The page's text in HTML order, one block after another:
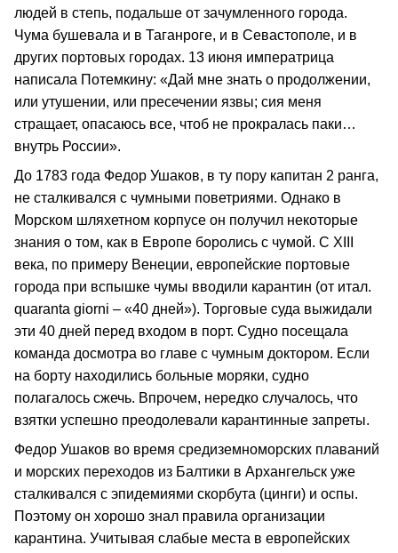
людей в степь, подальше от зачумленного города.
Чума бушевала и в Таганроге, и в Севастополе, и в
других портовых городах. 13 июня императрица
написала Потемкину: «Дай мне знать о продолжении,
или утушении, или пресечении язвы; сия меня
стращает, опасаюсь все, чтоб не прокралась паки…
внутрь России».
До 1783 года Федор Ушаков, в ту пору капитан 2 ранга,
не сталкивался с чумными поветриями. Однако в
Морском шляхетном корпусе он получил некоторые
знания о том, как в Европе боролись с чумой. С XIII
века, по примеру Венеции, европейские портовые
города при вспышке чумы вводили карантин (от итал.
quaranta giorni – «40 дней»). Торговые суда выжидали
эти 40 дней перед входом в порт. Судно посещала
команда досмотра во главе с чумным доктором. Если
на борту находились больные моряки, судно
полагалось сжечь. Впрочем, нередко случалось, что
взятки успешно преодолевали карантинные запреты.
Федор Ушаков во время средиземноморских плаваний
и морских переходов из Балтики в Архангельск уже
сталкивался с эпидемиями скорбута (цинги) и оспы.
Поэтому он хорошо знал правила организации
карантина. Учитывая слабые места в европейских